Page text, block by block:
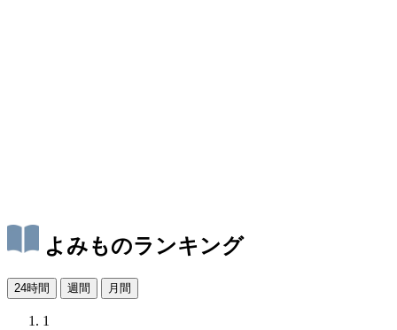
よみものランキング
24時間 週間 月間
1